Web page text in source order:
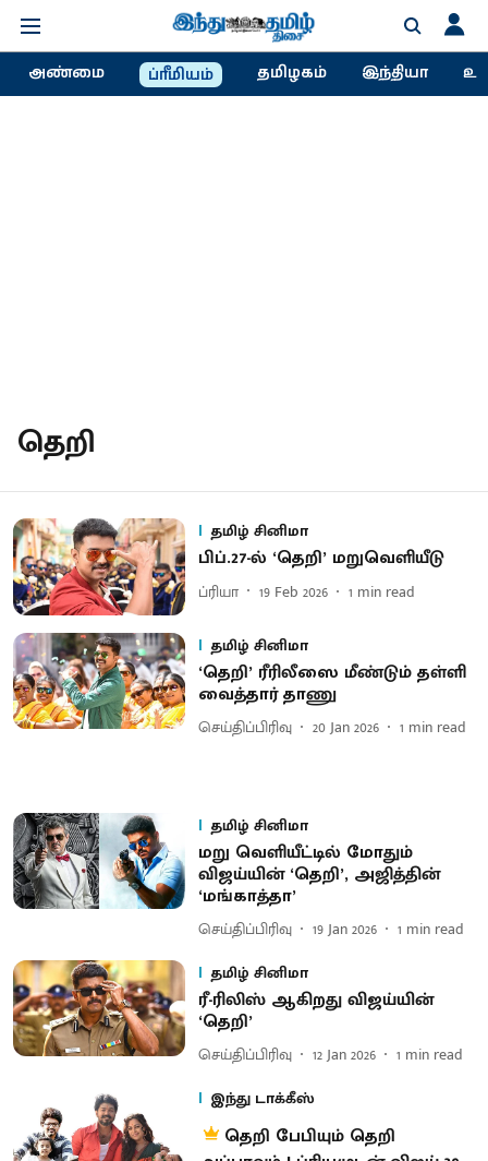
அண்மை ப்ரீமியம் தமிழகம் இந்தியா
தெறி
தமிழ் சினிமா
பிப்​.27-ல் ‘தெறி’ மறு​வெளி​யீடு
ப்ரியா 19 Feb 2026 1 min read
தமிழ் சினிமா
‘தெறி’ ரீரிலீஸை மீண்டும் தள்ளி
வைத்தார் தாணு
செய்திப்பிரிவு 20 Jan 2026 1 min read
தமிழ் சினிமா
மறு வெளியீட்டில் மோதும்
விஜய்யின் ‘தெறி’, அஜித்தின்
‘மங்காத்தா’
செய்திப்பிரிவு 19 Jan 2026 1 min read
தமிழ் சினிமா
ரீ-ரிலிஸ் ஆகிறது விஜய்யின்
‘தெறி’
செய்திப்பிரிவு 12 Jan 2026 1 min read
இந்து டாக்கீஸ்
தெறி பேபியும் தெறி